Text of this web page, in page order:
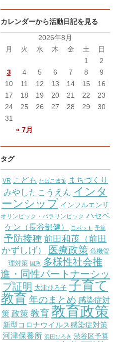
カレンダーから活動日記を見る
2026年8月
月
火 水 木 金 土 日
« 7月
1
2
3
4 5 6 7 8
9
10
11 12 13 14 15
16
17
18 19 20 21 22
23
24
25 26 27 28 29
30
31
タグ
VR こども たばこ政策 まちづくり
みやしたこうえん インタ
ーンシップ インフルエンザ
オリンピック・パラリンピック ハセベ
ケン（長谷部健）
ロボット 予算
予防接種 前田和茂（前田
かずしげ）
医療政策 危機管
理対策 国政 多様性社会推
進・同性パートナーシッ
プ証明 大津ひろ子 子育て
教育 年のまとめ 感染症対
策 政策 教育教育政策
新型コロナウイルス感染症対策
河津保養所 浜田ひろき 渋谷区予算